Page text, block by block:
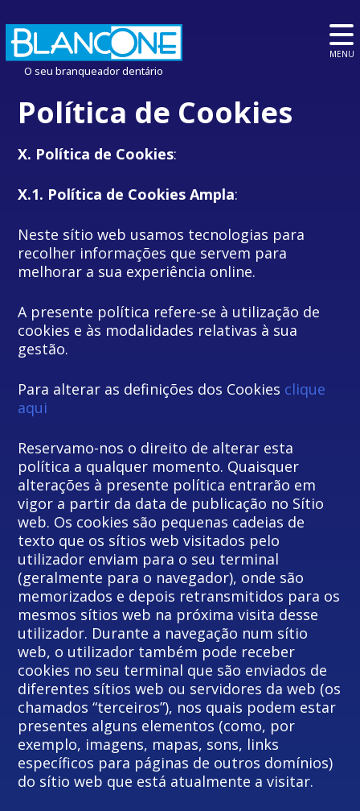
O seu branqueador dentário
MENU
Política de Cookies
X. Política de Cookies:
X.1. Política de Cookies Ampla:
Neste sítio web usamos tecnologias para
recolher informações que servem para
melhorar a sua experiência online.
A presente política refere-se à utilização de
cookies e às modalidades relativas à sua
gestão.
Para alterar as definições dos Cookies clique
aqui
Reservamo-nos o direito de alterar esta
política a qualquer momento. Quaisquer
alterações à presente política entrarão em
vigor a partir da data de publicação no Sítio
web. Os cookies são pequenas cadeias de
texto que os sítios web visitados pelo
utilizador enviam para o seu terminal
(geralmente para o navegador), onde são
memorizados e depois retransmitidos para os
mesmos sítios web na próxima visita desse
utilizador. Durante a navegação num sítio
web, o utilizador também pode receber
cookies no seu terminal que são enviados de
diferentes sítios web ou servidores da web (os
chamados “terceiros”), nos quais podem estar
presentes alguns elementos (como, por
exemplo, imagens, mapas, sons, links
específicos para páginas de outros domínios)
do sítio web que está atualmente a visitar.